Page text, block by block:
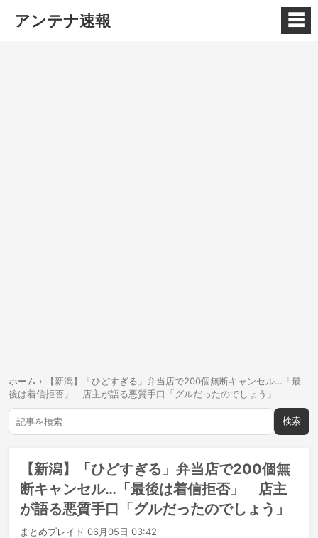
アンテナ速報 ☰
ホーム ›
【新潟】「ひどすぎる」弁当店で200個無断キャンセル…「最
後は着信拒否」 店主が語る悪質手口「グルだったのでしょう」
検索
【新潟】「ひどすぎる」弁当店で200個無
断キャンセル…「最後は着信拒否」 店主
が語る悪質手口「グルだったのでしょう」
まとめブレイド 06月05日 03:42